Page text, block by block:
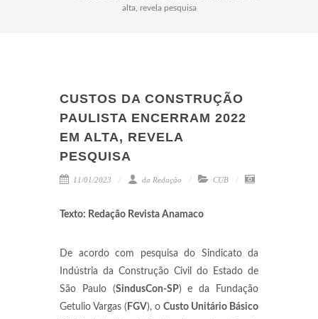
alta, revela pesquisa
CUSTOS DA CONSTRUÇÃO
PAULISTA ENCERRAM 2022
EM ALTA, REVELA
PESQUISA
11/01/2023 da Redação CUB
Texto: Redação Revista Anamaco
De acordo com pesquisa do Sindicato da
Indústria da Construção Civil do Estado de
São Paulo (SindusCon-SP) e da Fundação
Getulio Vargas ( FGV), o Custo Unitário Básico